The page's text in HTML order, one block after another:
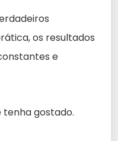
os resultados
e
tenha gostado.